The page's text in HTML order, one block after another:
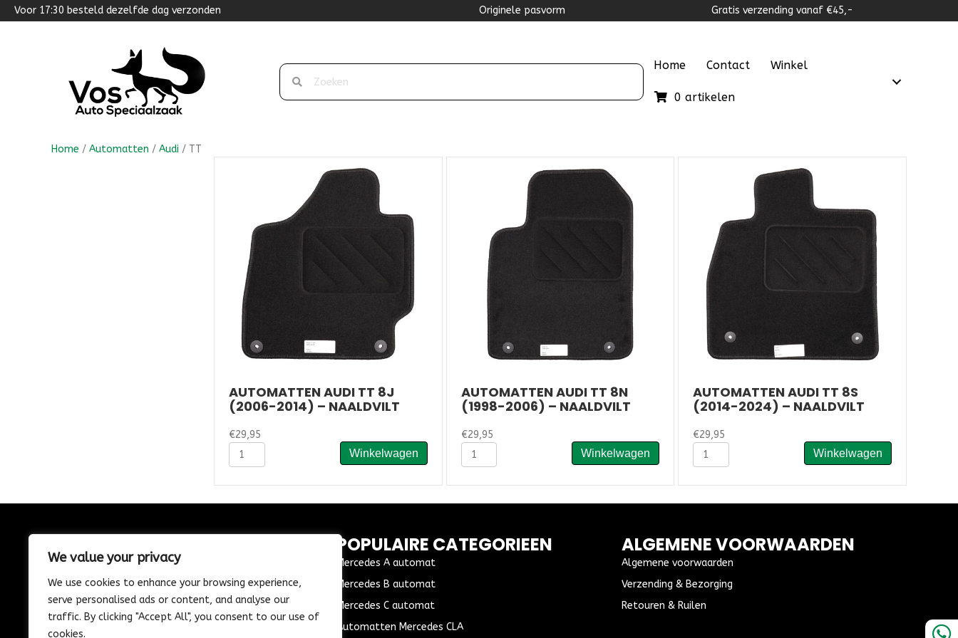
We value your privacy
We use cookies to enhance your browsing experience,
serve personalised ads or content, and analyse our
traffic. By clicking "Accept All", you consent to our use of
cookies.
Voor 17:30 besteld dezelfde dag verzonden Originele pasvorm Gratis verzending vanaf €45,-
Home Contact Winkel
0 artikelen
Home / Automatten / Audi / TT
AUTOMATTEN AUDI TT 8J
(2006-2014) – NAALDVILT
€29,95
Automatten
Audi
(2006-
-
Winkelwagen
AUTOMATTEN AUDI TT 8N
(1998-2006) – NAALDVILT
€29,95
Automatten
Audi
(1998-
Naaldvilt
Winkelwagen
AUTOMATTEN AUDI TT 8S
(2014-2024) – NAALDVILT
€29,95
Automatten
Audi
(2014-
Naaldvilt
aantal
Winkelwagen
085-1302975
Nijverheidstraat 21
Wijk en Aalburg
info@vosautospeciaalzaak.nl
POPULAIRE CATEGORIEEN
Mercedes A automat
Mercedes B automat
Mercedes C automat
Automatten Mercedes CLA
ALGEMENE VOORWAARDEN
Algemene voorwaarden
Verzending & Bezorging
Retouren & Ruilen